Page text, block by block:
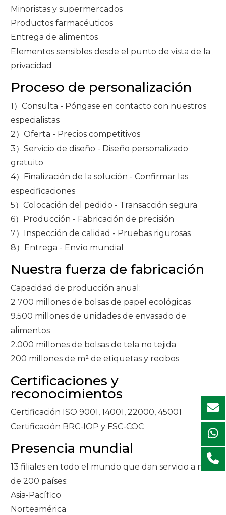
Minoristas y supermercados
Productos farmacéuticos
Entrega de alimentos
Elementos sensibles desde el punto de vista de la
privacidad
Proceso de personalización
1）Consulta - Póngase en contacto con nuestros
especialistas
2）Oferta - Precios competitivos
3）Servicio de diseño - Diseño personalizado
gratuito
4）Finalización de la solución - Confirmar las
especificaciones
5）Colocación del pedido - Transacción segura
6）Producción - Fabricación de precisión
7）Inspección de calidad - Pruebas rigurosas
8）Entrega - Envío mundial
Nuestra fuerza de fabricación
Capacidad de producción anual:
2 700 millones de bolsas de papel ecológicas
9.500 millones de unidades de envasado de
alimentos
2.000 millones de bolsas de tela no tejida
200 millones de m² de etiquetas y recibos
Certificaciones y
reconocimientos
Certificación ISO 9001, 14001, 22000, 45001
Certificación BRC-IOP y FSC-COC
Presencia mundial
13 filiales en todo el mundo que dan servicio a más
de 200 países:
Asia-Pacífico
Norteamérica